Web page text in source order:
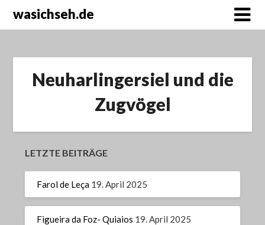
wasichseh.de
Neuharlingersiel und die
Zugvögel
LETZTE BEITRÄGE
Farol de Leça 19. April 2025
Figueira da Foz- Quiaios 19. April 2025